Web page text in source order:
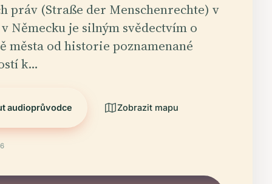
práv (Straße der Menschenrechte) v
Německu je silným svědectvím o
města od historie poznamenané
k…
audioprůvodce Zobrazit mapu